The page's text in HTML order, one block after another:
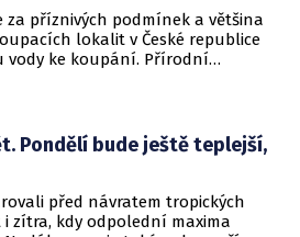
za příznivých podmínek a většina
lokalit v České republice
vody ke koupání. Přírodní
Pondělí bude ještě teplejší,
před návratem tropických
zítra, kdy odpolední maxima